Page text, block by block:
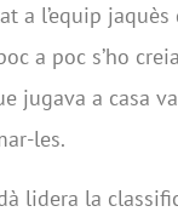
a l’equip
a poc s’ho
jugava a casa
les.
lidera la